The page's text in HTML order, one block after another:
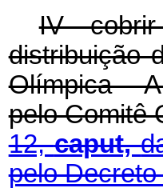
IV -
distribuição
Olímpica -
pelo Comitê
12,caput,
pelo Decreto